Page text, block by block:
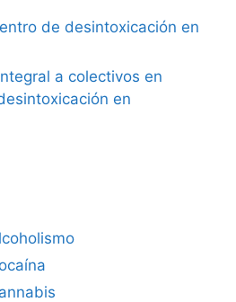
de desintoxicación en
a colectivos en
en